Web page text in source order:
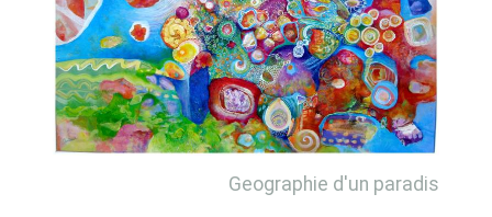
Geographie d'un paradis